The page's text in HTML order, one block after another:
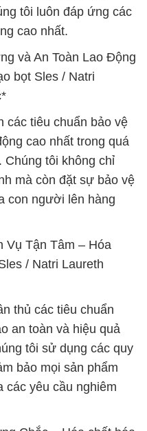
tôi luôn đáp ứng các
cao nhất.
và An Toàn Lao Động
bọt Sles / Natri
các tiêu chuẩn bảo vệ
cao nhất trong quá
Chúng tôi không chỉ
mà còn đặt sự bảo vệ
con người lên hàng
Vụ Tận Tâm – Hóa
/ Natri Laureth
thủ các tiêu chuẩn
an toàn và hiệu quả
tôi sử dụng các quy
bảo mọi sản phẩm
yêu cầu nghiêm